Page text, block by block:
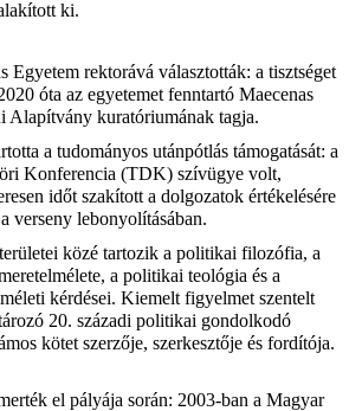
ki.
Egyetem rektorává választották: a tisztséget
óta az egyetemet fenntartó Maecenas
Alapítvány kuratóriumának tagja.
a tudományos utánpótlás támogatását: a
Konferencia (TDK) szívügye volt,
időt szakított a dolgozatok értékelésére
verseny lebonyolításában.
közé tartozik a politikai filozófia, a
a politikai teológia és a
kérdései. Kiemelt figyelmet szentelt
20. századi politikai gondolkodó
kötet szerzője, szerkesztője és fordítója.
el pályája során: 2003-ban a Magyar